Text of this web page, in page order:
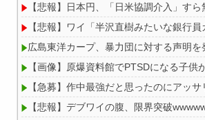
【悲報】日本円、「日米協調介入」す
【悲報】ワイ「半沢直樹みたいな銀行
広島東洋カープ、暴力団に対する声明を
【画像】原爆資料館でPTSDになる子
【急募】作中最強だと思ったのにアッ
【悲報】デブワイの腹、限界突破